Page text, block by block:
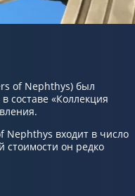
of Nephthys) был
составе «Коллекция
входит в число
стоимости он редко